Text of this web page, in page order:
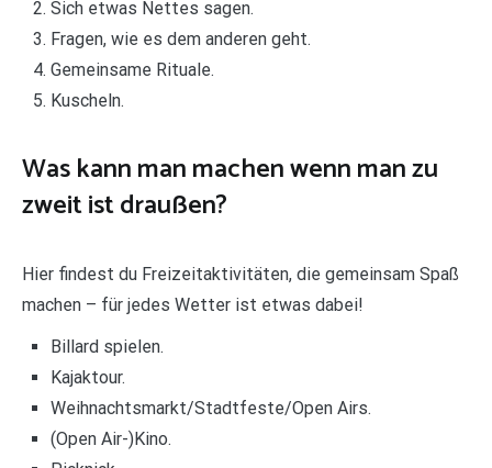
Sich etwas Nettes sagen.
Fragen, wie es dem anderen geht.
Gemeinsame Rituale.
Kuscheln.
Was kann man machen wenn man zu
zweit ist draußen?
Hier findest du Freizeitaktivitäten, die gemeinsam Spaß
machen – für jedes Wetter ist etwas dabei!
Billard spielen.
Kajaktour.
Weihnachtsmarkt/Stadtfeste/Open Airs.
(Open Air-)Kino.